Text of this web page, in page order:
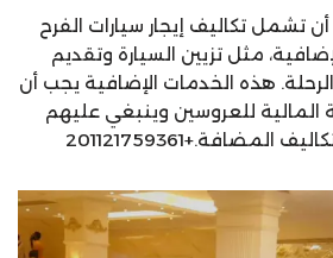
تشمل تكاليف إيجار سيارات الفرح
مثل تزيين السيارة وتقديم
هذه الخدمات الإضافية يجب أن
المالية للعروسين وينبغي عليهم